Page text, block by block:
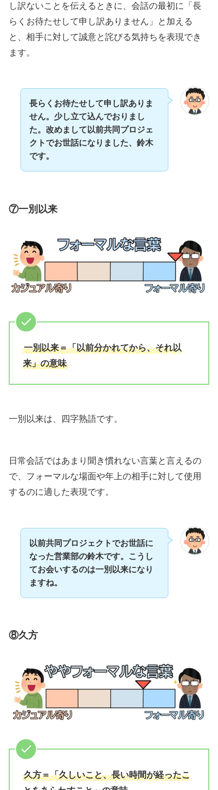
し訳ないことを伝えるときに、会話の最初に「長
らくお待たせして申し訳ありません」と加える
と、相手に対して誠意と詫びる気持ちを表現でき
ます。
長らくお待たせして申し訳ありま
せん。少し立て込んでおりまし
た。改めまして以前共同プロジェ
クトでお世話になりました、鈴木
です。
⑦一別以来
一別以来＝「以前分かれてから、それ以
来」の意味
一別以来は、四字熟語です。
日常会話ではあまり聞き慣れない言葉と言えるの
で、フォーマルな場面や年上の相手に対して使用
するのに適した表現です。
以前共同プロジェクトでお世話に
なった営業部の鈴木です。こうし
てお会いするのは一別以来になり
ますね。
⑧久方
久方＝「久しいこと、長い時間が経ったこ